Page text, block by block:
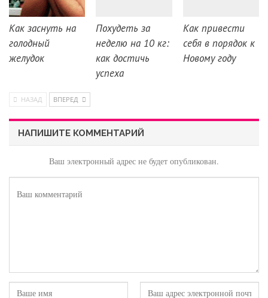
Как заснуть на
голодный
желудок
Похудеть за
неделю на 10 кг:
как достичь
успеха
Как привести
себя в порядок к
Новому году
НАЗАД ВПЕРЕД
НАПИШИТЕ КОММЕНТАРИЙ
Ваш электронный адрес не будет опубликован.